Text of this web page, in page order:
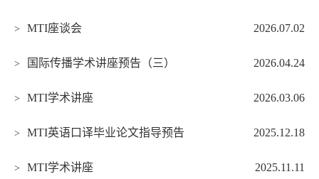
2026.07.02
> MTI座谈会
2026.04.24
> 国际传播学术讲座预告（三）
2026.03.06
> MTI学术讲座
2025.12.18
> MTI英语口译毕业论文指导预告
2025.11.11
> MTI学术讲座